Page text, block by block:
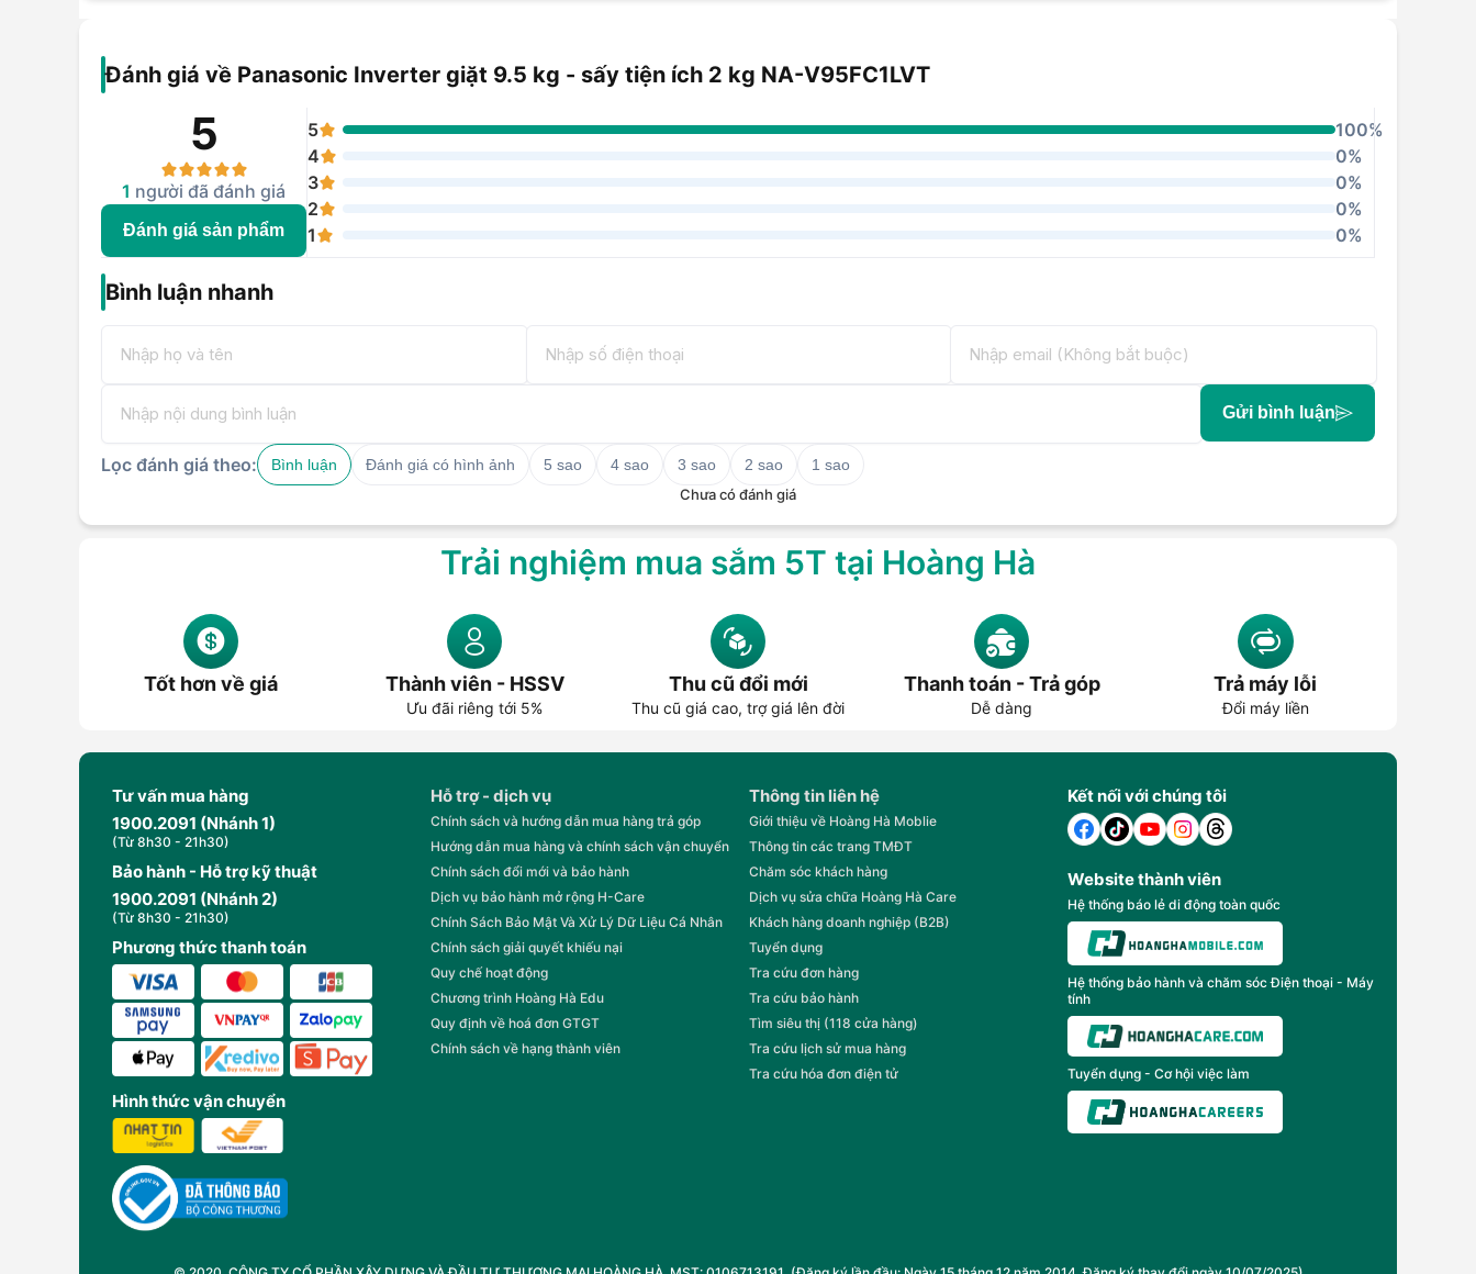
Đánh giá về Panasonic Inverter giặt 9.5 kg - sấy tiện ích 2 kg NA-V95FC1LVT
5
1 người đã đánh giá
Đánh giá sản phẩm
5
100%
4
0%
3
0%
2
0%
1
0%
Bình luận nhanh
Gửi bình luận
Lọc đánh giá theo: Bình luận Đánh giá có hình ảnh 5 sao 4 sao 3 sao 2 sao
1 sao
Chưa có đánh giá
Trải nghiệm mua sắm 5T tại Hoàng Hà
Tốt hơn về giá Thành viên - HSSV
Ưu đãi riêng tới 5%
Thu cũ đổi mới
Thu cũ giá cao, trợ giá lên đời
Thanh toán - Trả góp
Dễ dàng
Trả máy lỗi
Đổi máy liền
Tư vấn mua hàng
1900.2091 (Nhánh 1)
(Từ 8h30 - 21h30)
Bảo hành - Hỗ trợ kỹ thuật
1900.2091 (Nhánh 2)
(Từ 8h30 - 21h30)
Phương thức thanh toán
Hình thức vận chuyển
Hỗ trợ - dịch vụ
Chính sách và hướng dẫn mua hàng trả góp
Hướng dẫn mua hàng và chính sách vận chuyển
Chính sách đổi mới và bảo hành
Dịch vụ bảo hành mở rộng H-Care
Chính Sách Bảo Mật Và Xử Lý Dữ Liệu Cá Nhân
Chính sách giải quyết khiếu nại
Quy chế hoạt động
Chương trình Hoàng Hà Edu
Quy định về hoá đơn GTGT
Chính sách về hạng thành viên
Thông tin liên hệ
Giới thiệu về Hoàng Hà Moblie
Thông tin các trang TMĐT
Chăm sóc khách hàng
Dịch vụ sửa chữa Hoàng Hà Care
Khách hàng doanh nghiệp (B2B)
Tuyển dụng
Tra cứu đơn hàng
Tra cứu bảo hành
Tìm siêu thị (118 cửa hàng)
Tra cứu lịch sử mua hàng
Tra cứu hóa đơn điện tử
Kết nối với chúng tôi
Website thành viên
Hệ thống báo lẻ di động toàn quốc
Hệ thống bảo hành và chăm sóc Điện thoại - Máy
tính
Tuyển dụng - Cơ hội việc làm